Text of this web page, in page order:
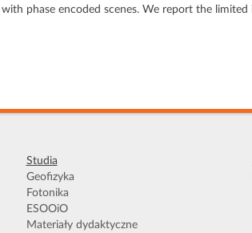
phase encoded scenes. We report the
Studia
Geofizyka
Fotonika
ESOOiO
Materiały dydaktyczne